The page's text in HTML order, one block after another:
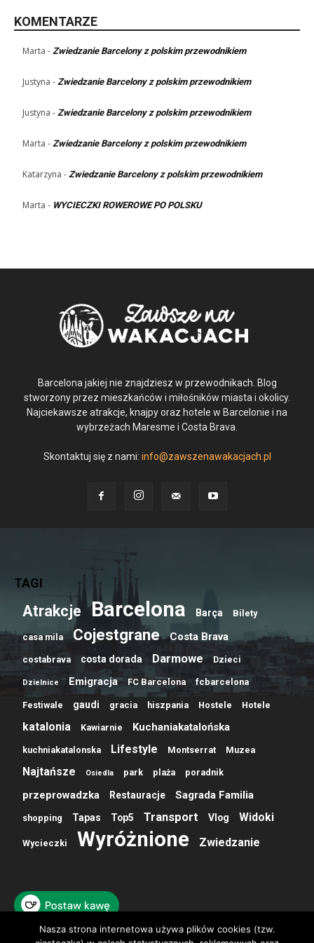
KOMENTARZE
Marta - Zwiedzanie Barcelony z polskim przewodnikiem
Justyna - Zwiedzanie Barcelony z polskim przewodnikiem
Justyna - Zwiedzanie Barcelony z polskim przewodnikiem
Marta - Zwiedzanie Barcelony z polskim przewodnikiem
Katarzyna - Zwiedzanie Barcelony z polskim przewodnikiem
Marta - WYCIECZKI ROWEROWE PO POLSKU
Barcelona jakiej nie znajdziesz w przewodnikach. Blog
stworzony przez mieszkańców i miłośników miasta i okolicy.
Najciekawsze atrakcje, knajpy oraz hotele w Barcelonie i na
wybrzeżach Maresme i Costa Brava.
Skontaktuj się z nami: info@zawszenawakacjach.pl
TAGI
Atrakcje Barcelona Barça Bilety
casa mila Cojestgrane Costa Brava
costabrava costa dorada Darmowe Dzieci
Dzielnice Emigracja FC Barcelona fcbarcelona
Festiwale gaudi gracia hiszpania Hostele Hotele
katalonia Kawiarnie Kuchaniakatalońska
kuchniakatalonska Lifestyle Montserrat Muzea
Najtańsze Osiedla park plaża poradnik
przeprowadzka Restauracje Sagrada Familia
shopping Tapas Top5 Transport Vlog Widoki
Wycieczki Wyróżnione Zwiedzanie
Nasza strona internetowa używa plików cookies (tzw.